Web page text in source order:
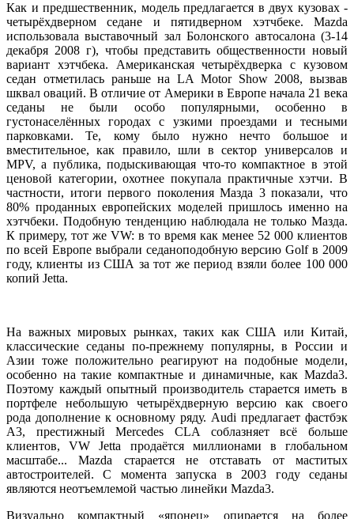
Как и предшественник, модель предлагается в двух кузовах -
четырёхдверном седане и пятидверном хэтчбеке. Mazda
использовала выставочный зал Болонского автосалона (3-14
декабря 2008 г), чтобы представить общественности новый
вариант хэтчбека. Американская четырёхдверка с кузовом
седан отметилась раньше на LA Motor Show 2008, вызвав
шквал оваций. В отличие от Америки в Европе начала 21 века
седаны не были особо популярными, особенно в
густонаселённых городах с узкими проездами и тесными
парковками. Те, кому было нужно нечто большое и
вместительное, как правило, шли в сектор универсалов и
MPV, а публика, подыскивающая что-то компактное в этой
ценовой категории, охотнее покупала практичные хэтчи. В
частности, итоги первого поколения Мазда 3 показали, что
80% проданных европейских моделей пришлось именно на
хэтчбеки. Подобную тенденцию наблюдала не только Мазда.
К примеру, тот же VW: в то время как менее 52 000 клиентов
по всей Европе выбрали седаноподобную версию Golf в 2009
году, клиенты из США за тот же период взяли более 100 000
копий Jetta.
На важных мировых рынках, таких как США или Китай,
классические седаны по-прежнему популярны, в России и
Азии тоже положительно реагируют на подобные модели,
особенно на такие компактные и динамичные, как Mazda3.
Поэтому каждый опытный производитель старается иметь в
портфеле небольшую четырёхдверную версию как своего
рода дополнение к основному ряду. Audi предлагает фастбэк
A3, престижный Mercedes CLA соблазняет всё больше
клиентов, VW Jetta продаётся миллионами в глобальном
масштабе... Mazda старается не отставать от маститых
автостроителей. С момента запуска в 2003 году седаны
являются неотъемлемой частью линейки Mazda3.
Визуально компактный «японец» опирается на более